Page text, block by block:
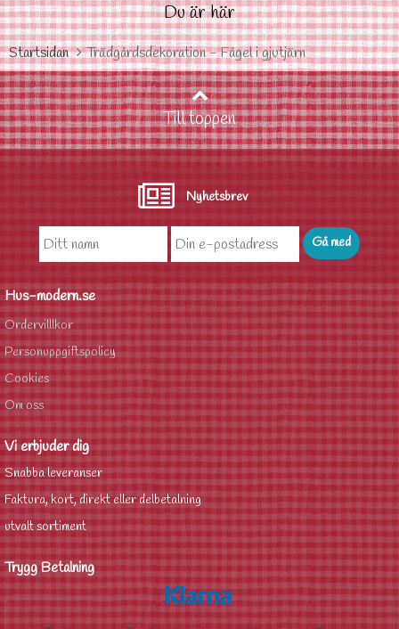
Du är här
Startsidan Trädgårdsdekoration - Fågel i gjutjärn
Till toppen
Nyhetsbrev
Hus-modern.se
Ordervilllkor
Personuppgiftspolicy
Cookies
Om oss
Vi erbjuder dig
Snabba leveranser
Faktura, kort, direkt eller delbetalning
utvalt sortiment
Trygg Betalning